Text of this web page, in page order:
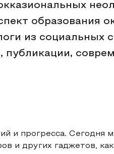
образования
из социальных
публикации,
и прогресса.
и других гаджетов,